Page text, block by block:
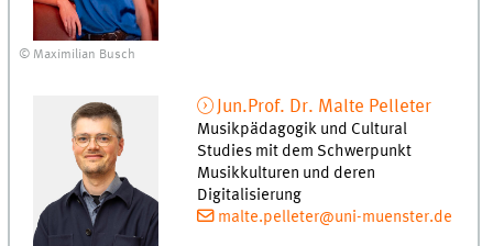
© Maximilian Busch
Jun.Prof. Dr. Malte Pelleter
Musikpädagogik und Cultural
Studies mit dem Schwerpunkt
Musikkulturen und deren
Digitalisierung
malte.pelleter@uni-muenster.de